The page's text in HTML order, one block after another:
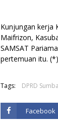
Kunjungan kerja
Maifrizon,
SAMSAT
pertemuan itu. (*)
Tags: DPRD
Facebook